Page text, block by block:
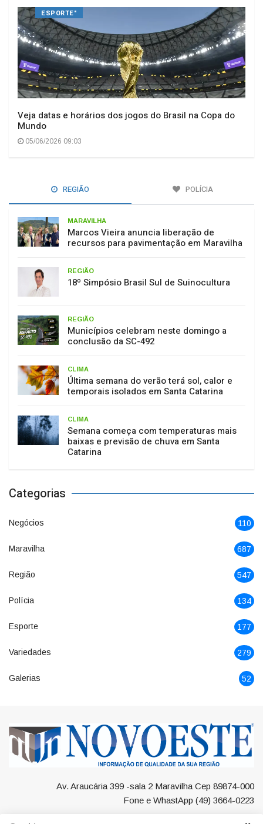
ESPORTE"
Veja datas e horários dos jogos do Brasil na Copa do
Mundo
05/06/2026 09:03
REGIÃO POLÍCIA
MARAVILHA
Marcos Vieira anuncia liberação de
recursos para pavimentação em Maravilha
REGIÃO
18º Simpósio Brasil Sul de Suinocultura
REGIÃO
Municípios celebram neste domingo a
conclusão da SC-492
CLIMA
Última semana do verão terá sol, calor e
temporais isolados em Santa Catarina
CLIMA
Semana começa com temperaturas mais
baixas e previsão de chuva em Santa
Catarina
Categorias
Negócios 110
Maravilha 687
Região 547
Polícia 134
Esporte 177
Variedades 279
Galerias 52
Av. Araucária 399 -sala 2 Maravilha Cep 89874-000
Fone e WhastApp (49) 3664-0223